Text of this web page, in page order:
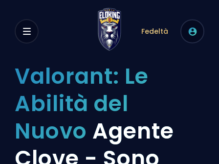
Fedeltà
Valorant: Le
Abilità del
Nuovo Agente